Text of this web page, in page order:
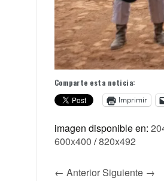
Comparte esta noticia:
Imprimir
imagen disponible en:
600x400 /820x492
← Anterior Siguiente →